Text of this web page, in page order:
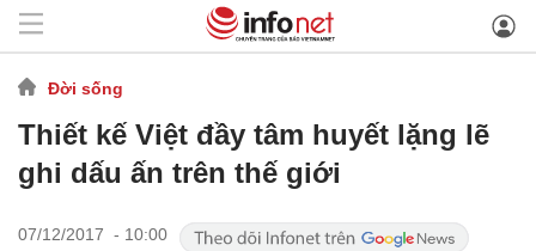
Đời sống
Thiết kế Việt đầy tâm huyết lặng lẽ
ghi dấu ấn trên thế giới
07/12/2017 - 10:00